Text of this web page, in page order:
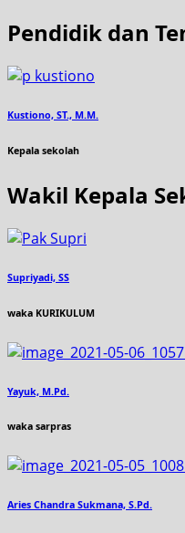
Pendidik dan
Kustiono, ST., M.M.
Kepala sekolah
Wakil Kepala
Supriyadi, SS
waka KURIKULUM
Yayuk, M.Pd.
waka sarpras
Aries Chandra Sukmana, S.Pd.